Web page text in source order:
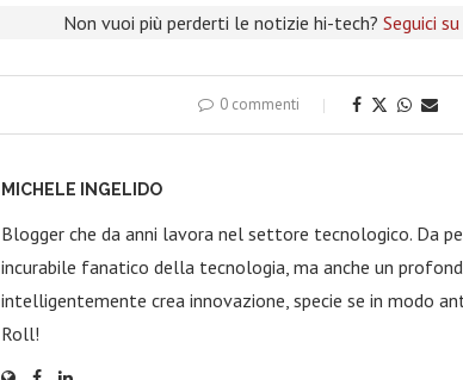
Non vuoi più perderti le notizie hi-tech? Seguici su
0 commenti
MICHELE INGELIDO
Blogger che da anni lavora nel settore tecnologico. Da
incurabile fanatico della tecnologia, ma anche un
intelligentemente crea innovazione, specie se in modo
Roll!